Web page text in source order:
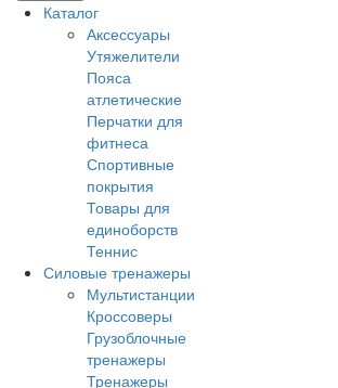
Каталог
Аксессуары
Утяжелители
Пояса
атлетические
Перчатки для
фитнеса
Спортивные
покрытия
Товары для
единоборств
Теннис
Силовые тренажеры
Мультистанции
Кроссоверы
Грузоблочные
тренажеры
Тренажеры